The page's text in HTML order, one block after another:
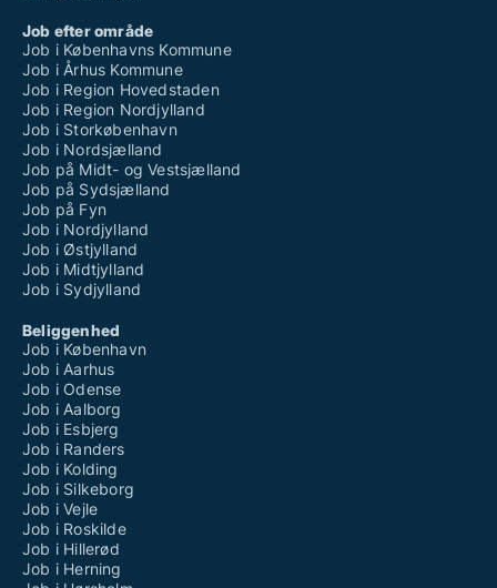
Job efter område
Job i Københavns Kommune
Job i Århus Kommune
Job i Region Hovedstaden
Job i Region Nordjylland
Job i Storkøbenhavn
Job i Nordsjælland
Job på Midt- og Vestsjælland
Job på Sydsjælland
Job på Fyn
Job i Nordjylland
Job i Østjylland
Job i Midtjylland
Job i Sydjylland
Beliggenhed
Job i København
Job i Aarhus
Job i Odense
Job i Aalborg
Job i Esbjerg
Job i Randers
Job i Kolding
Job i Silkeborg
Job i Vejle
Job i Roskilde
Job i Hillerød
Job i Herning